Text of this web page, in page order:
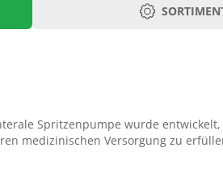
Spritzenpumpe wurde entwickelt,
medizinischen Versorgung zu